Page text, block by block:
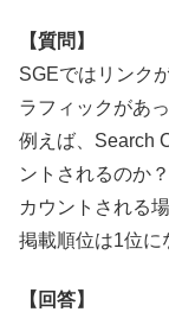
【質問】
SGEではリンク
ラフィックがあ
例えば、Search
ントされるのか？
カウントされる
掲載順位は1位に
【回答】